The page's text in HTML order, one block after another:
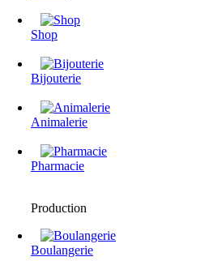
Shop
Bijouterie
Animalerie
Pharmacie
Production
Boulangerie